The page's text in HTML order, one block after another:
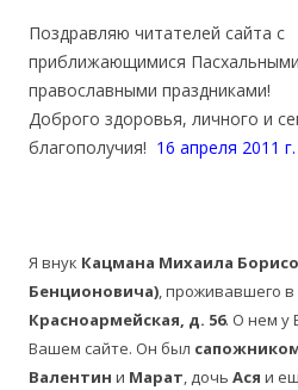
Поздравляю читателей сайта с
приближающимися
православными праздниками!
Доброго здоровья, личного и
благополучия! 16 апреля 2011 г.
Я внук Кацмана Михаила
Бенционовича), проживавшего в
Красноармейская, д. 56. О нем у
Вашем сайте. Он был
Валентин и Марат, дочь Ася и